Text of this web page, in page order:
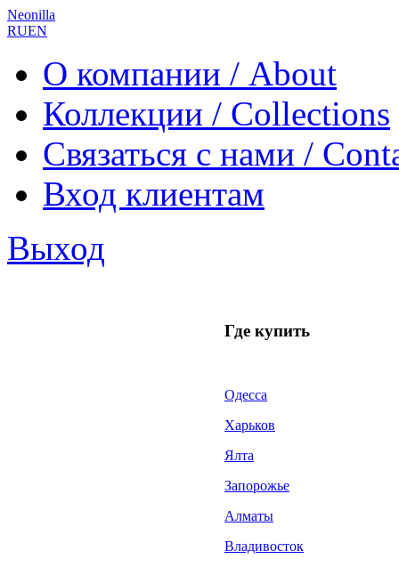
Neonilla
RUEN
О компании / About
Коллекции / Collections
Связаться с нами /
Вход клиентам
Выход
Где купить
Одесса
Харьков
Ялта
Запорожье
Алматы
Владивосток